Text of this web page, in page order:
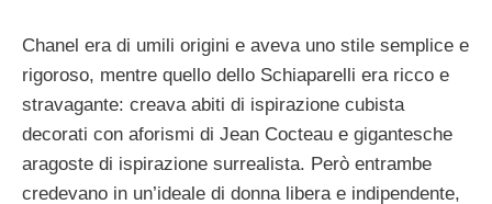
Chanel era di umili origini e aveva uno stile semplice e
rigoroso, mentre quello dello Schiaparelli era ricco e
stravagante: creava abiti di ispirazione cubista
decorati con aforismi di Jean Cocteau e gigantesche
aragoste di ispirazione surrealista. Però entrambe
credevano in un’ideale di donna libera e indipendente,